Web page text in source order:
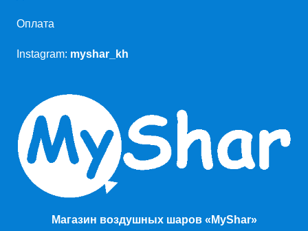
Оплата
Instagram: myshar_kh
Магазин воздушных шаров «MyShar»